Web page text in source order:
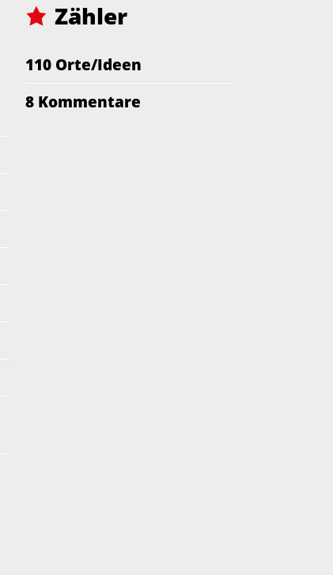
Zähler
110 Orte/Ideen
8 Kommentare